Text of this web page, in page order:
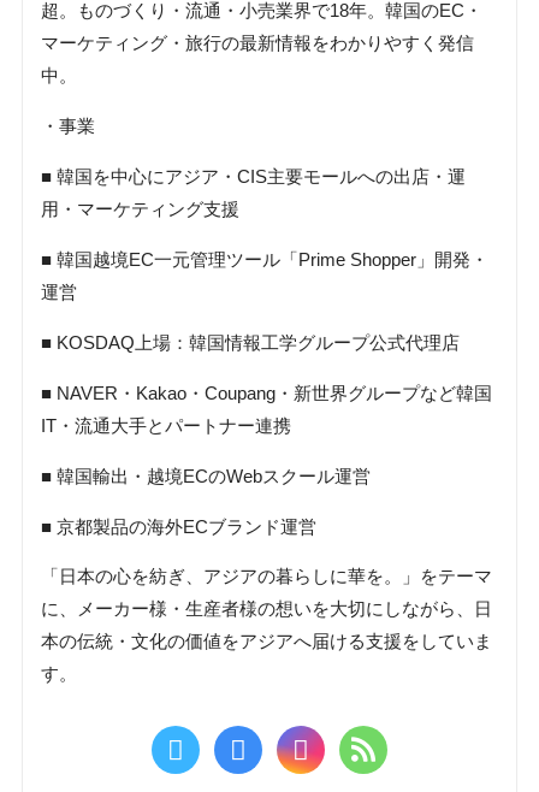
超。ものづくり・流通・小売業界で18年。韓国のEC・
マーケティング・旅行の最新情報をわかりやすく発信
中。
・事業
■ 韓国を中心にアジア・CIS主要モールへの出店・運
用・マーケティング支援
■ 韓国越境EC一元管理ツール「Prime Shopper」開発・
運営
■ KOSDAQ上場：韓国情報工学グループ公式代理店
■ NAVER・Kakao・Coupang・新世界グループなど韓国
IT・流通大手とパートナー連携
■ 韓国輸出・越境ECのWebスクール運営
■ 京都製品の海外ECブランド運営
「日本の心を紡ぎ、アジアの暮らしに華を。」をテーマ
に、メーカー様・生産者様の想いを大切にしながら、日
本の伝統・文化の価値をアジアへ届ける支援をしていま
す。